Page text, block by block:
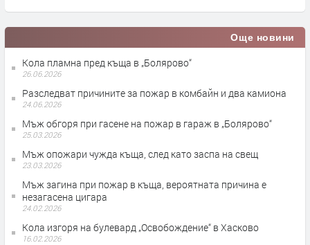
Още новини
Кола пламна пред къща в „Болярово“
26.06.2026
Разследват причините за пожар в комбайн и два камиона
24.06.2026
Мъж обгоря при гасене на пожар в гараж в „Болярово“
25.03.2026
Мъж опожари чужда къща, след като заспа на свещ
23.03.2026
Мъж загина при пожар в къща, вероятната причина е
незагасена цигара
24.02.2026
Кола изгоря на булевард „Освобождение“ в Хасково
16.02.2026